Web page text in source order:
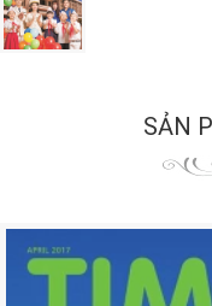
SẢN